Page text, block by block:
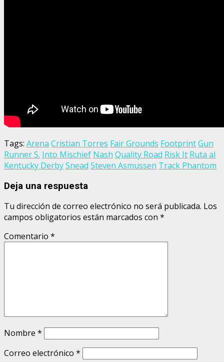
Tags: Arena Cristian Torres Fair Grounds FootprintGun
Runner S. Into Mischief Nash Quality Road Risk It Ruta al
Kentucky DerbySnead Steven Asmussen Track Phantom
Deja una respuesta
Tu dirección de correo electrónico no será publicada. Los
campos obligatorios están marcados con *
Comentario *
Nombre *
Correo electrónico *